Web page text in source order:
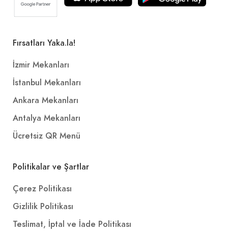
Fırsatları Yaka.la!
İzmir Mekanları
İstanbul Mekanları
Ankara Mekanları
Antalya Mekanları
Ücretsiz QR Menü
Politikalar ve Şartlar
Çerez Politikası
Gizlilik Politikası
Teslimat, İptal ve İade Politikası